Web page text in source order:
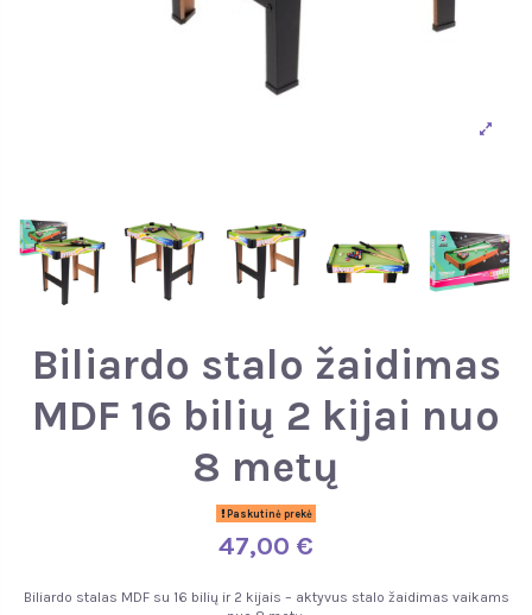
Biliardo stalo žaidimas
MDF 16 bilių 2 kijai nuo
8 metų
Paskutinė prekė
47,00 €
Biliardo stalas MDF su 16 bilių ir 2 kijais – aktyvus stalo žaidimas vaikams